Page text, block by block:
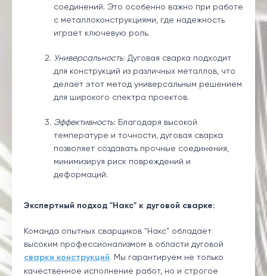
соединений. Это особенно важно при работе
с металлоконструкциями, где надежность
играет ключевую роль.
Универсальность: Дуговая сварка подходит
для конструкций из различных металлов, что
делает этот метод универсальным решением
для широкого спектра проектов.
Эффективность: Благодаря высокой
температуре и точности, дуговая сварка
позволяет создавать прочные соединения,
минимизируя риск повреждений и
деформаций.
Экспертный подход "Накс" к дуговой сварке:
Команда опытных сварщиков "Накс" обладает
высоким профессионализмом в области дуговой
сварки конструкций. Мы гарантируем не только
качественное исполнение работ, но и строгое